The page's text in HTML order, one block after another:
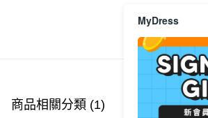
每筆HK$40.00，滿HK$350.00或以上免運費
付款後順豐站及營業點
商品推薦
商品相關分類 (1)
MyDress